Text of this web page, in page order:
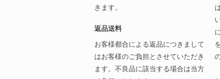
きます。
返品送料
お客様都合による返品につきまして
はお客様のご負担とさせていただき
ます。不良品に該当する場合は当方